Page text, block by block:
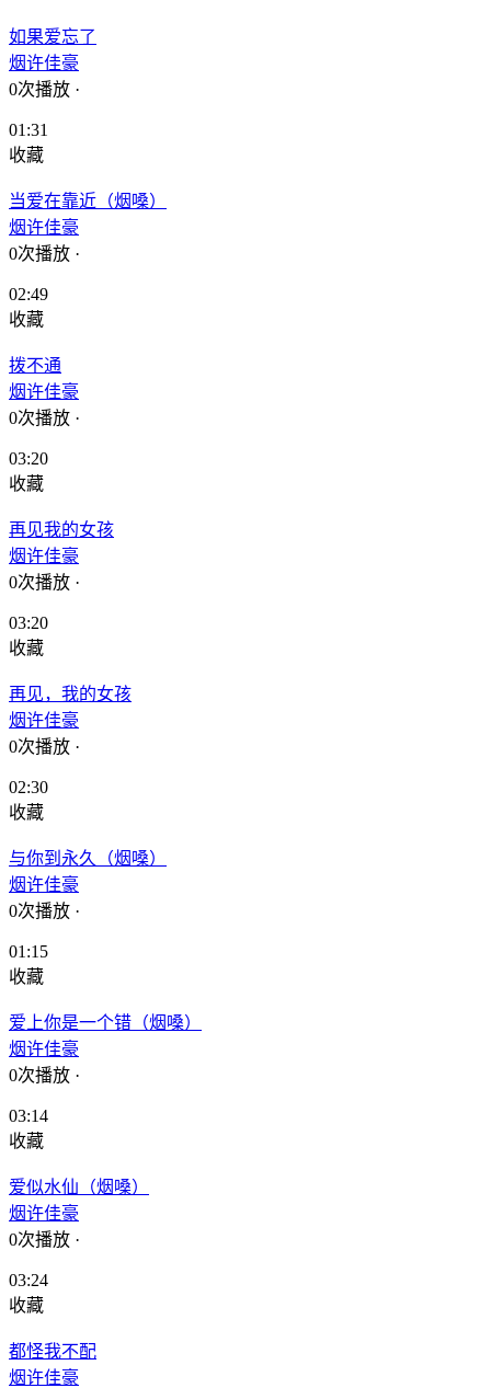
如果爱忘了
烟许佳豪
0次播放 ·
01:31
收藏
当爱在靠近（烟嗓）
烟许佳豪
0次播放 ·
02:49
收藏
拨不通
烟许佳豪
0次播放 ·
03:20
收藏
再见我的女孩
烟许佳豪
0次播放 ·
03:20
收藏
再见，我的女孩
烟许佳豪
0次播放 ·
02:30
收藏
与你到永久（烟嗓）
烟许佳豪
0次播放 ·
01:15
收藏
爱上你是一个错（烟嗓）
烟许佳豪
0次播放 ·
03:14
收藏
爱似水仙（烟嗓）
烟许佳豪
0次播放 ·
03:24
收藏
都怪我不配
烟许佳豪